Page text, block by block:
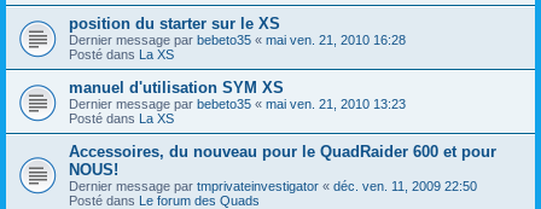
position du starter sur le XS
Dernier message par bebeto35 « mai ven. 21, 2010 16:28
Posté dans La XS
manuel d'utilisation SYM XS
Dernier message par bebeto35 « mai ven. 21, 2010 13:23
Posté dans La XS
Accessoires, du nouveau pour le QuadRaider 600 et pour
NOUS!
Dernier message par tmprivateinvestigator « déc. ven. 11, 2009 22:50
Posté dans Le forum des Quads